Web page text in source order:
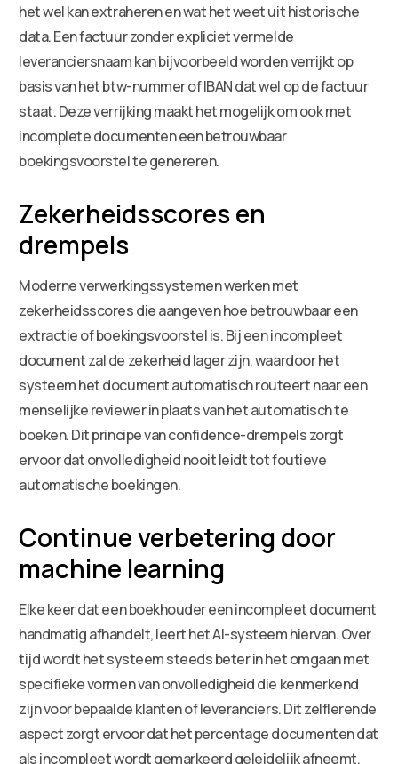
het wel kan extraheren en wat het weet uit historische
data. Een factuur zonder expliciet vermelde
leveranciersnaam kan bijvoorbeeld worden verrijkt op
basis van het btw-nummer of IBAN dat wel op de factuur
staat. Deze verrijking maakt het mogelijk om ook met
incomplete documenten een betrouwbaar
boekingsvoorstel te genereren.
Zekerheidsscores en
drempels
Moderne verwerkingssystemen werken met
zekerheidsscores die aangeven hoe betrouwbaar een
extractie of boekingsvoorstel is. Bij een incompleet
document zal de zekerheid lager zijn, waardoor het
systeem het document automatisch routeert naar een
menselijke reviewer in plaats van het automatisch te
boeken. Dit principe van confidence-drempels zorgt
ervoor dat onvolledigheid nooit leidt tot foutieve
automatische boekingen.
Continue verbetering door
machine learning
Elke keer dat een boekhouder een incompleet document
handmatig afhandelt, leert het AI-systeem hiervan. Over
tijd wordt het systeem steeds beter in het omgaan met
specifieke vormen van onvolledigheid die kenmerkend
zijn voor bepaalde klanten of leveranciers. Dit zelflerende
aspect zorgt ervoor dat het percentage documenten dat
als incompleet wordt gemarkeerd geleidelijk afneemt.